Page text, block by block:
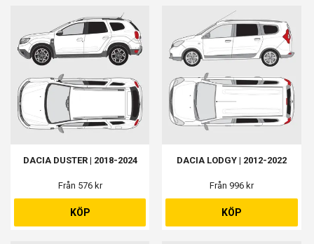
DACIA DUSTER | 2018-2024
Från 576 kr
KÖP
DACIA LODGY | 2012-2022
Från 996 kr
KÖP